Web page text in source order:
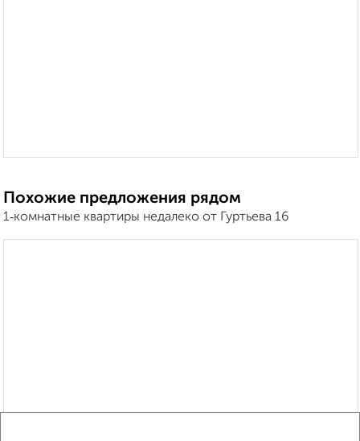
Похожие предложения рядом
1‑комнатные квартиры недалеко от Гуртьева 16